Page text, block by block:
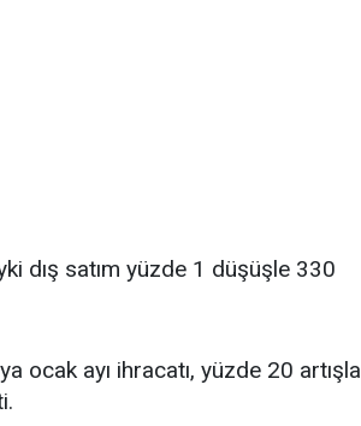
dış satım yüzde 1 düşüşle 330
ocak ayı ihracatı, yüzde 20 artışla